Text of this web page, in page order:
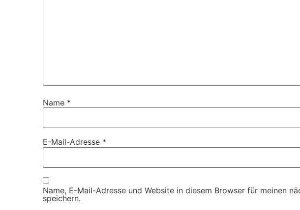
Name *
E-Mail-Adresse *
Name, E-Mail-Adresse und Website in diesem Browser für meinen
speichern.